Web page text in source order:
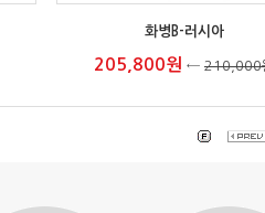
화병B-러시아
205,800원 ← 210,000